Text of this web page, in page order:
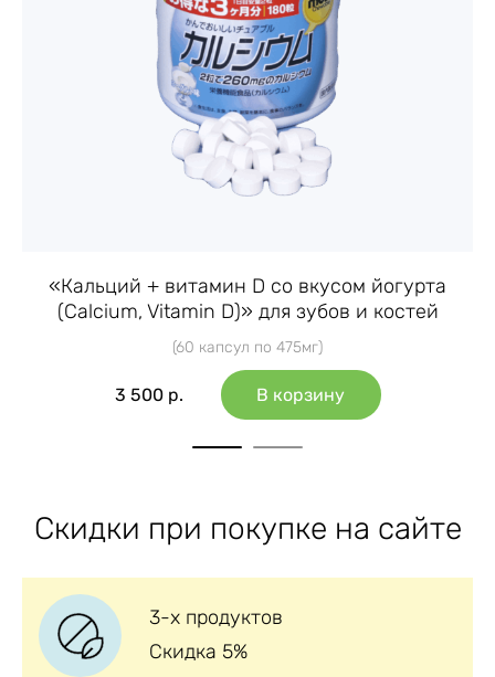
«Кальций + витамин D со вкусом йогурта
(Calcium, Vitamin D)» для зубов и костей
(60 капсул по 475мг)
3 500 р. В корзину
1 2
Скидки при покупке на сайте
3-х продуктов
Скидка 5%